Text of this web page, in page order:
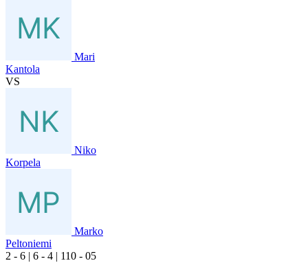
Mari
Kantola
VS
Niko
Korpela
Marko
Peltoniemi
2 - 6 | 6 - 4 | 110 - 05